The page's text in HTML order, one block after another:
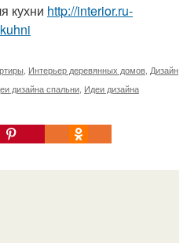
кухни http://interior.ru-
Интерьер деревянных домов Дизайн
дизайна спальни Идеи дизайна